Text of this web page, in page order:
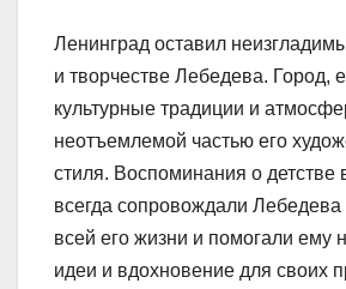
Ленинград оставил
и творчестве Лебедева. Город,
культурные традиции и
неотъемлемой частью его
стиля. Воспоминания о детстве
всегда сопровождали
всей его жизни и помогали ему
идеи и вдохновение для своих